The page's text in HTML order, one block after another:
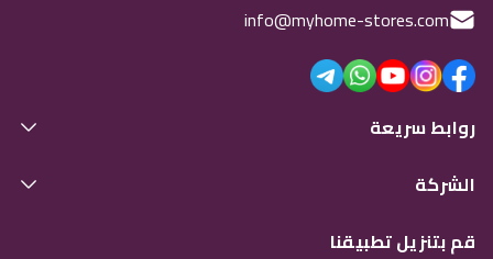
info@myhome-stores.com
روابط سريعة
الشركة
قم بتنزيل تطبيقنا